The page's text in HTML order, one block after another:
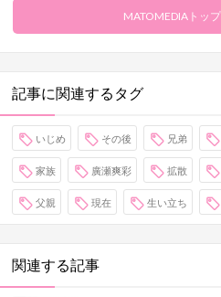
MATOMEDIAトッ
記事に関連するタグ
いじめ その後 兄弟
家族 廣瀬爽彩 拡散
父親 現在 生い立ち
関連する記事